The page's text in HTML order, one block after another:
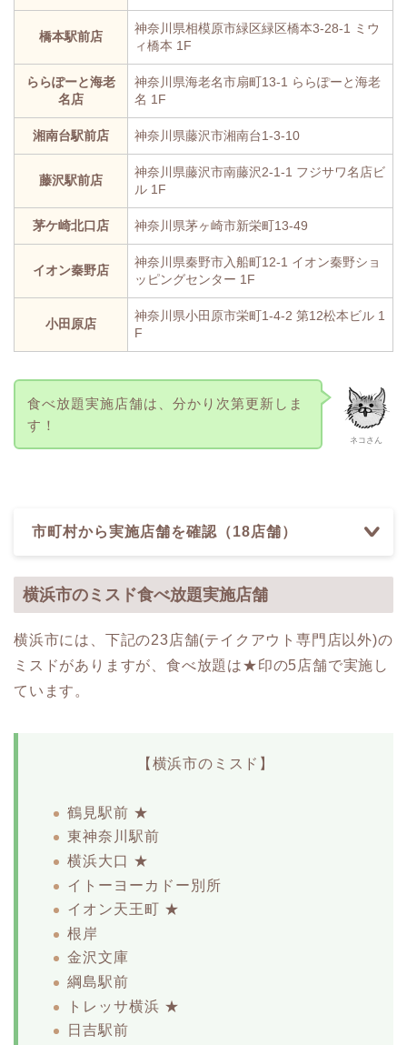
橋本駅前店
神奈川県相模原市緑区緑区橋本3-28-1 ミウ
ィ橋本 1F
ららぽーと海老
名店
神奈川県海老名市扇町13-1 ららぽーと海老
名 1F
湘南台駅前店 神奈川県藤沢市湘南台1-3-10
藤沢駅前店
神奈川県藤沢市南藤沢2-1-1 フジサワ名店ビ
ル 1F
茅ケ崎北口店 神奈川県茅ヶ崎市新栄町13-49
イオン秦野店
神奈川県秦野市入船町12-1 イオン秦野ショ
ッピングセンター 1F
小田原店
神奈川県小田原市栄町1-4-2 第12松本ビル 1
F
ネコさん
食べ放題実施店舗は、分かり次第更新しま
す！
市町村から実施店舗を確認（18店舗）
横浜市のミスド食べ放題実施店舗
横浜市には、下記の23店舗(テイクアウト専門店以外)の
ミスドがありますが、食べ放題は★印の5店舗で実施し
ています。
【横浜市のミスド】
鶴見駅前 ★
東神奈川駅前
横浜大口 ★
イトーヨーカドー別所
イオン天王町 ★
根岸
金沢文庫
綱島駅前
トレッサ横浜 ★
日吉駅前